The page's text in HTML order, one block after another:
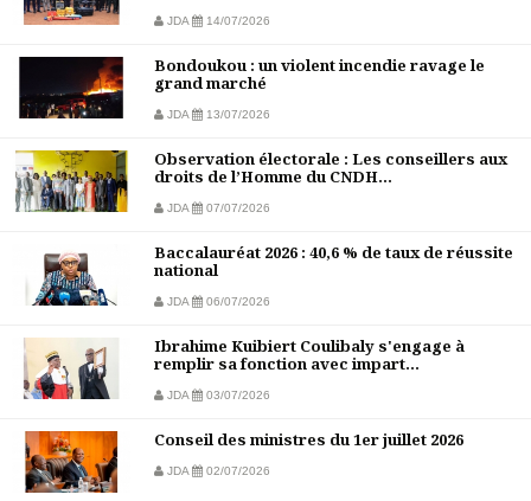
JDA 14/07/2026
Bondoukou : un violent incendie ravage le
grand marché
JDA 13/07/2026
Observation électorale : Les conseillers aux
droits de l’Homme du CNDH...
JDA 07/07/2026
Baccalauréat 2026 : 40,6 % de taux de réussite
national
JDA 06/07/2026
Ibrahime Kuibiert Coulibaly s'engage à
remplir sa fonction avec impart...
JDA 03/07/2026
Conseil des ministres du 1er juillet 2026
JDA 02/07/2026